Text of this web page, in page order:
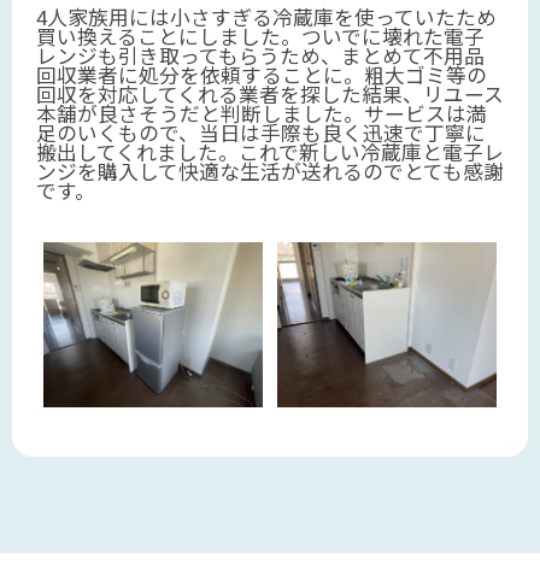
4人家族用には小さすぎる冷蔵庫を使っていたため
買い換えることにしました。ついでに壊れた電子
レンジも引き取ってもらうため、まとめて不用品
回収業者に処分を依頼することに。粗大ゴミ等の
回収を対応してくれる業者を探した結果、リユース
本舗が良さそうだと判断しました。サービスは満
足のいくもので、当日は手際も良く迅速で丁寧に
搬出してくれました。これで新しい冷蔵庫と電子レ
ンジを購入して快適な生活が送れるのでとても感謝
です。